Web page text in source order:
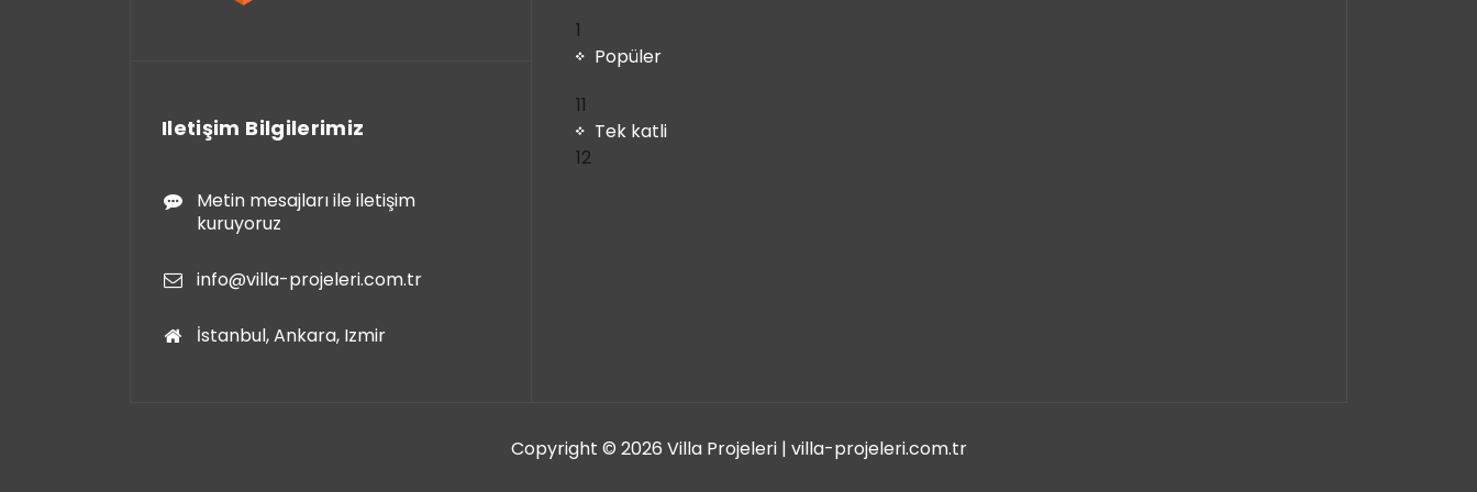
Iletişim Bilgilerimiz
Metin mesajları ile iletişim
kuruyoruz
info@villa-projeleri.com.tr
İstanbul, Ankara, Izmir
1
ürün
Popüler
11
ürün
Tek katli
1212
Copyright © 2026 Villa Projeleri | villa-projeleri.com.tr